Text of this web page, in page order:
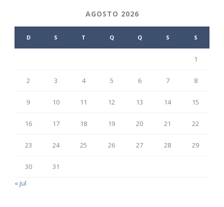
AGOSTO 2026
D S T Q Q S S
1
2 3 4 5 6 7 8
9 10 11 12 13 14 15
16 17 18 19 20 21 22
23 24 25 26 27 28 29
30
31
« jul